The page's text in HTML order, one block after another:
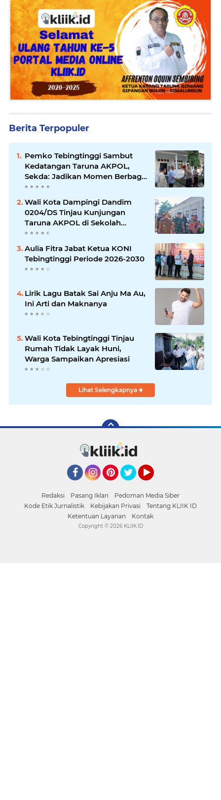
Berita Terpopuler
Pemko Tebingtinggi Sambut
Kedatangan Taruna AKPOL,
Sekda: Jadikan Momen Berbagi
Ilmu
Wali Kota Dampingi Dandim
0204/DS Tinjau Kunjungan
Taruna AKPOL di Sekolah
Rakyat Tebingtinggi
Aulia Fitra Jabat Ketua KONI
Tebingtinggi Periode 2026-2030
Lirik Lagu Batak Sai Anju Ma Au,
Ini Arti dan Maknanya
Wali Kota Tebingtinggi Tinjau
Rumah Tidak Layak Huni,
Warga Sampaikan Apresiasi
Lihat Selengkapnya
Redaksi Pasang Iklan
Pedoman Media Siber
Kode Etik Jurnalistik
Kebijakan Privasi
Tentang KLIIK ID
Ketentuan Layanan
Kontak
Copyright © 2026 KLIIK.ID